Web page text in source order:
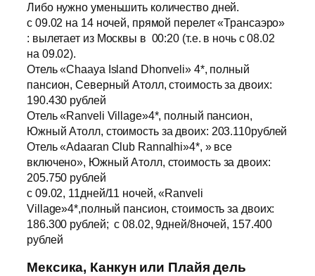
Либо нужно уменьшить количество дней.
с 09.02 на 14 ночей, прямой перелет «Трансаэро»
: вылетает из Москвы в 00:20 (т.е. в ночь с 08.02
на 09.02).
Отель «Chaaya Island Dhonveli» 4*, полный
пансион, Северный Атолл, стоимость за двоих:
190.430 рублей
Отель «Ranveli Village»4*, полный пансион,
Южный Атолл, стоимость за двоих: 203.110рублей
Отель «Adaaran Club Rannalhi»4*, » все
включено», Южный Атолл, стоимость за двоих:
205.750 рублей
с 09.02, 11дней/11 ночей, «Ranveli
Village»4*,полный пансион, стоимость за двоих:
186.300 рублей; с 08.02, 9дней/8ночей, 157.400
рублей
Мексика, Канкун или Плайя дель